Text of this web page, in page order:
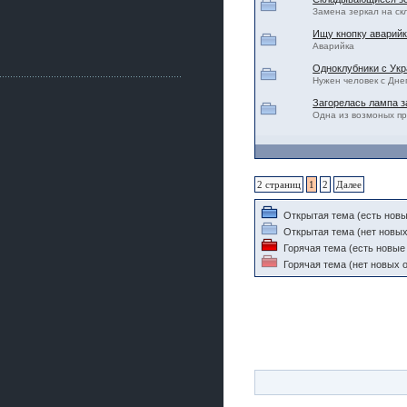
Замена зеркал на
Ищу кнопку
Аварийка
Одноклубники с
Нужен человек с
Загорелась лампа
Одна из возмоных
2 страниц 1 2 Далее
Открытая тема (есть
Открытая тема (нет
Горячая тема (есть новые
Горячая тема (нет новых